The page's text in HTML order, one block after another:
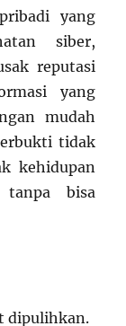
yang
siber,
reputasi
yang
mudah
tidak
kehidupan
tanpa bisa
dipulihkan.